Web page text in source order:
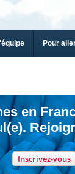
Pour
en
Inscrivez-vous